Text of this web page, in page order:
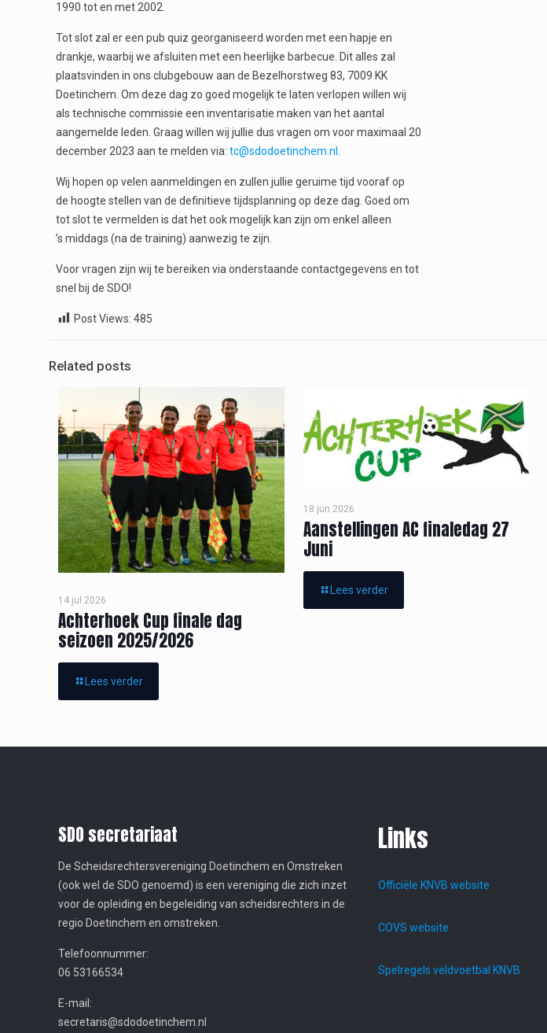
1990 tot en met 2002.
Tot slot zal er een pub quiz georganiseerd worden met een hapje en
drankje, waarbij we afsluiten met een heerlijke barbecue. Dit alles zal
plaatsvinden in ons clubgebouw aan de Bezelhorstweg 83, 7009 KK
Doetinchem. Om deze dag zo goed mogelijk te laten verlopen willen wij
als technische commissie een inventarisatie maken van het aantal
aangemelde leden. Graag willen wij jullie dus vragen om voor maximaal 20
december 2023 aan te melden via:tc@sdodoetinchem.nl
Wij hopen op velen aanmeldingen en zullen jullie geruime tijd vooraf op
de hoogte stellen van de definitieve tijdsplanning op deze dag. Goed om
tot slot te vermelden is dat het ook mogelijk kan zijn om enkel alleen
’s middags (na de training) aanwezig te zijn.
Voor vragen zijn wij te bereiken via onderstaande contactgegevens en tot
snel bij de SDO!
Post Views: 485
Related posts
14 jul 2026
Achterhoek Cup finale dag
seizoen 2025/2026
Lees verder
18 jun 2026
Aanstellingen AC finaledag 27
Juni
Lees verder
SDO secretariaat
De Scheidsrechtersvereniging Doetinchem en Omstreken
(ook wel de SDO genoemd) is een vereniging die zich inzet
voor de opleiding en begeleiding van scheidsrechters in de
regio Doetinchem en omstreken.
Telefoonnummer:
06 53166534
E-mail:
secretaris@sdodoetinchem.nl
Links
Officiële KNVB website
COVS website
Spelregels veldvoetbal KNVB